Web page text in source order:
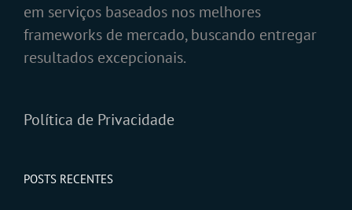
em serviços baseados nos melhores
frameworks de mercado, buscando entregar
resultados excepcionais.
Política de Privacidade
POSTS RECENTES